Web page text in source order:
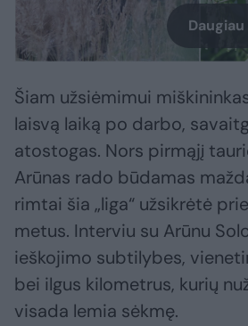
Šiam užsiėmimui
laisvą laiką po darbo,
atostogas. Nors pirmąjį
Arūnas rado būdamas
rimtai šia „liga“ užsikrėtė
metus. Interviu su Arūnu
ieškojimo subtilybes,
bei ilgus kilometrus, kurių
visada lemia sėkmę.